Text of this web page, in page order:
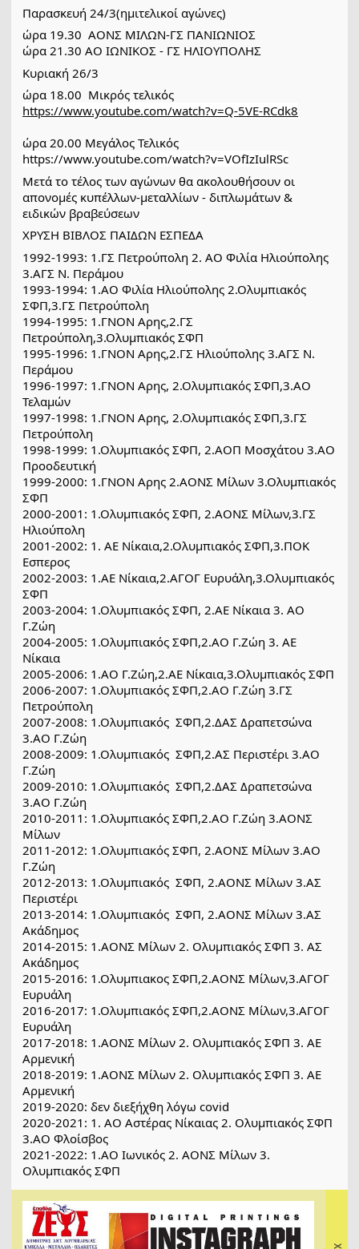
Παρασκευή 24/3(ημιτελικοί αγώνες)
ώρα 19.30  ΑΟΝΣ ΜΙΛΩΝ-ΓΣ ΠΑΝΙΩΝΙΟΣ
ώρα 21.30 ΑΟ ΙΩΝΙΚΟΣ - ΓΣ ΗΛΙΟΥΠΟΛΗΣ
Κυριακή 26/3
https://www.youtube.com/watch?v=Q-5VE-RCdk8
https://www.youtube.com/watch?v=VOfIzIulRSc
Μετά το τέλος των αγώνων θα ακολουθήσουν οι
απονομές κυπέλλων-μεταλλίων - διπλωμάτων &
ειδικών βραβεύσεων
ΧΡΥΣΗ ΒΙΒΛΟΣ ΠΑΙΔΩΝ ΕΣΠΕΔΑ
1992-1993: 1.ΓΣ Πετρούπολη 2. ΑΟ Φιλία Ηλιούπολης
3.ΑΓΣ Ν. Περάμου
1993-1994: 1.ΑΟ Φιλία Ηλιούπολης 2.Ολυμπιακός
ΣΦΠ,3.ΓΣ Πετρούπολη
1994-1995: 1.ΓΝΟΝ Αρης,2.ΓΣ
Πετρούπολη,3.Ολυμπιακός ΣΦΠ
1995-1996: 1.ΓΝΟΝ Αρης,2.ΓΣ Ηλιούπολης 3.ΑΓΣ Ν.
Περάμου
1996-1997: 1.ΓΝΟΝ Αρης, 2.Ολυμπιακός ΣΦΠ,3.ΑΟ
Τελαμών
1997-1998: 1.ΓΝΟΝ Αρης, 2.Ολυμπιακός ΣΦΠ,3.ΓΣ
Πετρούπολη
1998-1999: 1.Ολυμπιακός ΣΦΠ, 2.ΑΟΠ Μοσχάτου 3.ΑΟ
Προοδευτική
1999-2000: 1.ΓΝΟΝ Αρης 2.ΑΟΝΣ Μίλων 3.Ολυμπιακός
ΣΦΠ
2000-2001: 1.Ολυμπιακός ΣΦΠ, 2.ΑΟΝΣ Μίλων,3.ΓΣ
Ηλιούπολη
2001-2002: 1. ΑΕ Νίκαια,2.Ολυμπιακός ΣΦΠ,3.ΠΟΚ
Εσπερος
2002-2003: 1.ΑΕ Νίκαια,2.ΑΓΟΓ Ευρυάλη,3.Ολυμπιακός
ΣΦΠ
2003-2004: 1.Ολυμπιακός ΣΦΠ, 2.ΑΕ Νίκαια 3. ΑΟ
Γ.Ζώη
2004-2005: 1.Ολυμπιακός ΣΦΠ,2.ΑΟ Γ.Ζώη 3. ΑΕ
Νίκαια
2005-2006: 1.ΑΟ Γ.Ζώη,2.ΑΕ Νίκαια,3.Ολυμπιακός ΣΦΠ
2006-2007: 1.Ολυμπιακός ΣΦΠ,2.ΑΟ Γ.Ζώη 3.ΓΣ
Πετρούπολη
2007-2008: 1.Ολυμπιακός  ΣΦΠ,2.ΔΑΣ Δραπετσώνα
3.ΑΟ Γ.Ζώη
2008-2009: 1.Ολυμπιακός  ΣΦΠ,2.ΑΣ Περιστέρι 3.ΑΟ
Γ.Ζώη
2009-2010: 1.Ολυμπιακός  ΣΦΠ,2.ΔΑΣ Δραπετσώνα
3.ΑΟ Γ.Ζώη
2010-2011: 1.Ολυμπιακός ΣΦΠ,2.ΑΟ Γ.Ζώη 3.ΑΟΝΣ
Μίλων
2011-2012: 1.Ολυμπιακός ΣΦΠ, 2.ΑΟΝΣ Μίλων 3.ΑΟ
Γ.Ζώη
2012-2013: 1.Ολυμπιακός  ΣΦΠ, 2.ΑΟΝΣ Μίλων 3.ΑΣ
Περιστέρι
2013-2014: 1.Ολυμπιακός  ΣΦΠ, 2.ΑΟΝΣ Μίλων 3.ΑΣ
Ακάδημος
2014-2015: 1.ΑΟΝΣ Μίλων 2. Ολυμπιακός ΣΦΠ 3. ΑΣ
Ακάδημος
2015-2016: 1.Ολυμπιακος ΣΦΠ,2.ΑΟΝΣ Μίλων,3.ΑΓΟΓ
Ευρυάλη
2016-2017: 1.Ολυμπιακός ΣΦΠ,2.ΑΟΝΣ Μίλων,3.ΑΓΟΓ
Ευρυάλη
2017-2018: 1.ΑΟΝΣ Μίλων 2. Ολυμπιακός ΣΦΠ 3. ΑΕ
Αρμενική
2018-2019: 1.ΑΟΝΣ Μίλων 2. Ολυμπιακός ΣΦΠ 3. ΑΕ
Αρμενική
2019-2020: δεν διεξήχθη λόγω covid
2020-2021: 1. ΑΟ Αστέρας Νίκαιας 2. Ολυμπιακός ΣΦΠ
3.ΑΟ Φλοίσβος
2021-2022: 1.ΑΟ Ιωνικός 2. ΑΟΝΣ Μίλων 3.
Ολυμπιακός ΣΦΠ